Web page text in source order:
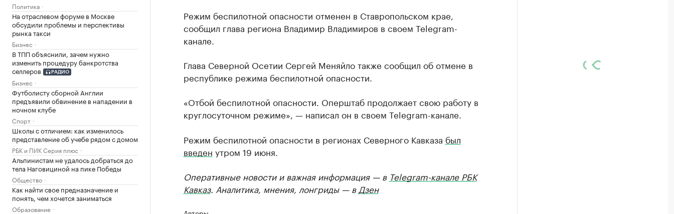
Политика
На отраслевом форуме в Москве
обсудили проблемы и перспективы
рынка такси
Бизнес
В ТПП объяснили, зачем нужно
изменить процедуру банкротства
селлеров
РАДИО
Бизнес
Футболисту сборной Англии
предъявили обвинение в нападении в
ночном клубе
Спорт
Школы с отличием: как изменилось
представление об учебе рядом с домом
РБК и ПИК Серия плюс
Альпинистам не удалось добраться до
тела Наговициной на пике Победы
Общество
Как найти свое предназначение и
понять, чем хочется заниматься
Образование
Режим беспилотной опасности отменен в Ставропольском крае,
сообщил глава региона Владимир Владимиров в своем Telegram-
канале.
Глава Северной Осетии Сергей Меняйло также сообщил об отмене в
республике режима беспилотной опасности.
«Отбой беспилотной опасности. Оперштаб продолжает свою работу в
круглосуточном режиме», — написал он в своем Telegram-канале.
Режим беспилотной опасности в регионах Северного Кавказа был
введен утром 19 июня.
Оперативные новости и важная информация — в Telegram-канале РБК
Кавказ. Аналитика, мнения, лонгриды — в Дзен